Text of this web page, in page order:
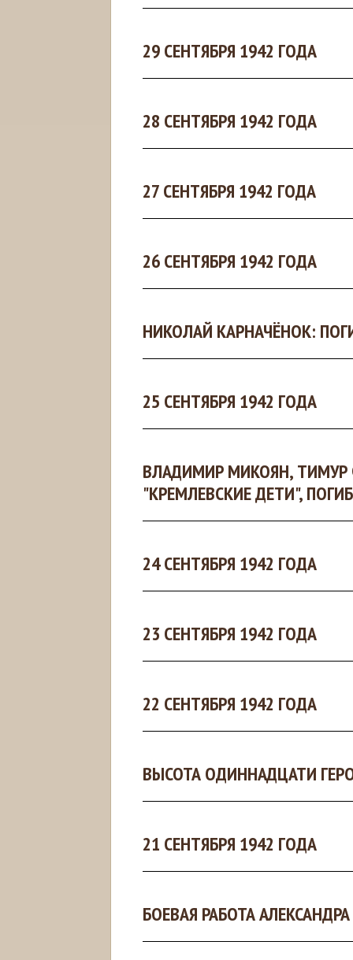
29 СЕНТЯБРЯ 1942 ГОДА
28 СЕНТЯБРЯ 1942 ГОДА
27 СЕНТЯБРЯ 1942 ГОДА
26 СЕНТЯБРЯ 1942 ГОДА
НИКОЛАЙ КАРНАЧЁНОК:
25 СЕНТЯБРЯ 1942 ГОДА
ВЛАДИМИР МИКОЯН, ТИМУР
"КРЕМЛЕВСКИЕ ДЕТИ",
24 СЕНТЯБРЯ 1942 ГОДА
23 СЕНТЯБРЯ 1942 ГОДА
22 СЕНТЯБРЯ 1942 ГОДА
ВЫСОТА ОДИННАДЦАТИ
21 СЕНТЯБРЯ 1942 ГОДА
БОЕВАЯ РАБОТА